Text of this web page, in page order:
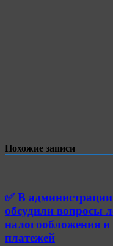
Похожие записи
✅ В
обсудили вопросы
налогообложения
платежей